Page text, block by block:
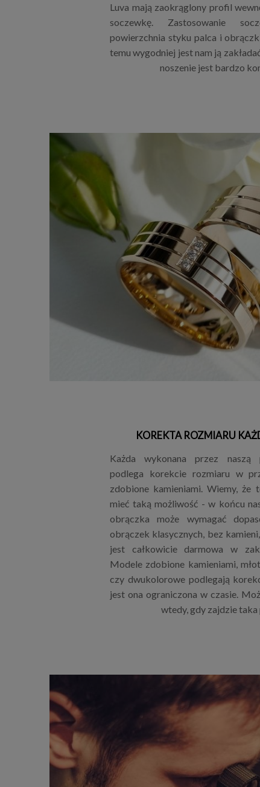
Luva mają zaokrąglony profil
soczewkę. Zastosowanie
powierzchnia styku palca i
temu wygodniej jest nam ją
noszenie jest bardzo
KOREKTA ROZMIARU
Każda wykonana przez naszą
podlega korekcie rozmiaru w
zdobione kamieniami. Wiemy, że
mieć taką możliwość - w końcu
obrączka może wymagać
obrączek klasycznych, bez
jest całkowicie darmowa w
Modele zdobione kamieniami,
czy dwukolorowe podlegają
jest ona ograniczona w czasie.
wtedy, gdy zajdzie